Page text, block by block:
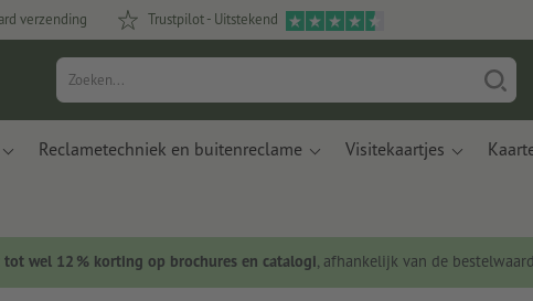
verzending Trustpilot - Uitstekend
Reclametechniek en buitenreclame Visitekaartjes
tot wel 12 % korting op brochures en catalogi, afhankelijk van de